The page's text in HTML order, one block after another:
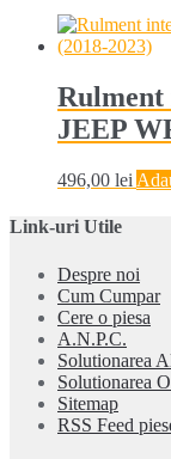
JEEP
496,00 lei
Link-uri Utile
Despre noi
Cum Cumpar
Cere o piesa
A.N.P.C.
Solutionarea
Solutionarea
Sitemap
RSS Feed